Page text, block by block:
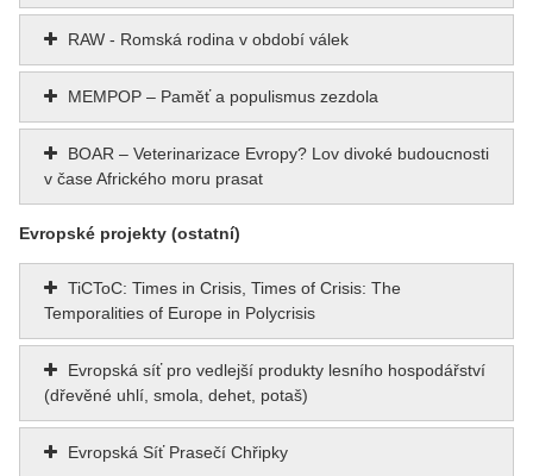
RAW - Romská rodina v období válek
MEMPOP – Paměť a populismus zezdola
BOAR – Veterinarizace Evropy? Lov divoké budoucnosti
v čase Afrického moru prasat
Evropské projekty (ostatní)
TiCToC: Times in Crisis, Times of Crisis: The
Temporalities of Europe in Polycrisis
Evropská síť pro vedlejší produkty lesního hospodářství
(dřevěné uhlí, smola, dehet, potaš)
Evropská Síť Prasečí Chřipky